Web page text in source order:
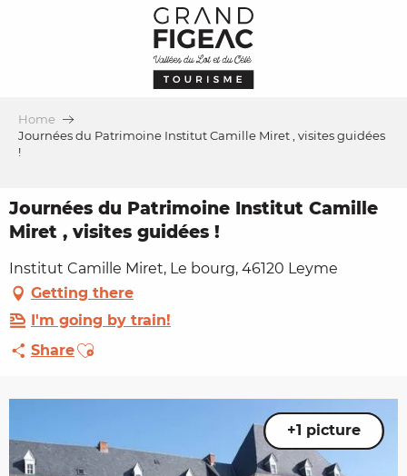
Home
Journées du Patrimoine Institut Camille Miret , visites guidées
!
Journées du Patrimoine Institut Camille
Miret , visites guidées !
Institut Camille Miret, Le bourg, 46120 Leyme
Getting there
I'm going by train!
ShareAjouter aux favoris
+1 picture